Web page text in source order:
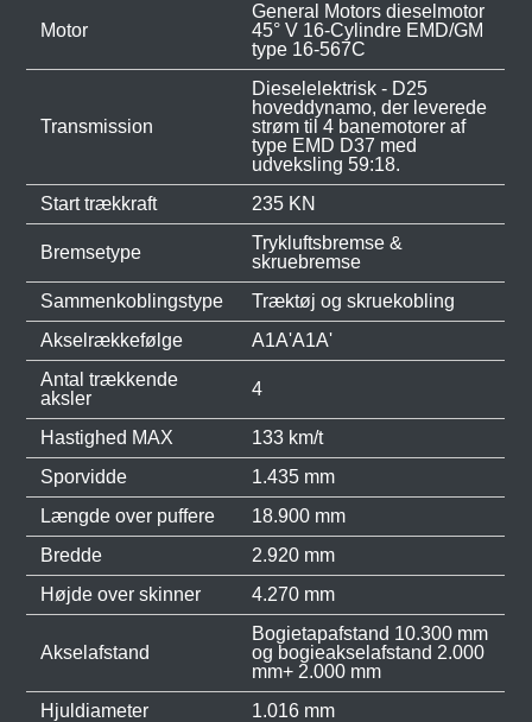
Motor
General Motors dieselmotor
45° V 16-Cylindre EMD/GM
type 16-567C
Transmission
Dieselelektrisk - D25
hoveddynamo, der leverede
strøm til 4 banemotorer af
type EMD D37 med
udveksling 59:18.
Start trækkraft
235 KN
Bremsetype
Trykluftsbremse &
skruebremse
Sammenkoblingstype
Træktøj og skruekobling
Akselrækkefølge
A1A'A1A'
Antal trækkende
aksler
4
Hastighed MAX
133 km/t
Sporvidde
1.435 mm
Længde over puffere
18.900 mm
Bredde
2.920 mm
Højde over skinner
4.270 mm
Akselafstand
Bogietapafstand 10.300 mm
og bogieakselafstand 2.000
mm+ 2.000 mm
Hjuldiameter
1.016 mm